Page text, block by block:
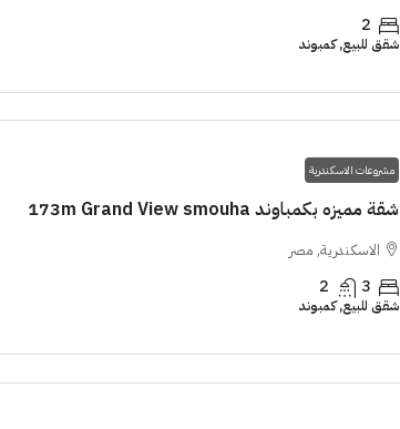
2
شقق للبيع, كمبوند
مشروعات الاسكندرية
شقة مميزه بكمباوند 173m Grand View smouha
الاسكندرية, مصر
3
2
شقق للبيع, كمبوند